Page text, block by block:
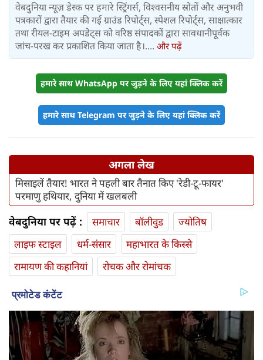
वेबदुनिया न्यूज़ डेस्क पर हमारे स्ट्रिंगर्स, विश्वसनीय स्रोतों और अनुभवी
पत्रकारों द्वारा तैयार की गई ग्राउंड रिपोर्ट्स, स्पेशल रिपोर्ट्स, साक्षात्कार
तथा रीयल-टाइम अपडेट्स को वरिष्ठ संपादकों द्वारा सावधानीपूर्वक
जांच-परख कर प्रकाशित किया जाता है।.... और पढ़ें
हमारे साथ WhatsApp पर जुड़ने के लिए यहां क्लिक करें
हमारे साथ Telegram पर जुड़ने के लिए यहां क्लिक करें
अगला लेख
मिसाइलें तैयार! भारत ने पहली बार तैनात किए 'रेडी-टू-फायर'
परमाणु हथियार, दुनिया में खलबली
वेबदुनिया पर पढ़ें : समाचार बॉलीवुड
ज्योतिष
लाइफ स्‍टाइल
धर्म-संसार
महाभारत के किस्से
रामायण की कहानियां
रोचक और रोमांचक